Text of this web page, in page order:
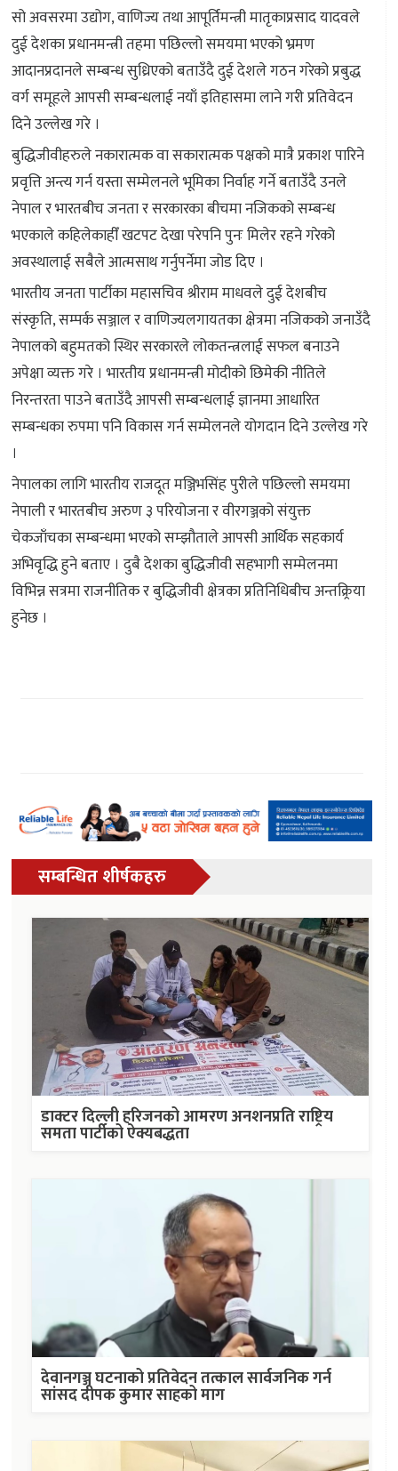
सो अवसरमा उद्योग, वाणिज्य तथा आपूर्तिमन्त्री मातृकाप्रसाद यादवले
दुई देशका प्रधानमन्त्री तहमा पछिल्लो समयमा भएको भ्रमण
आदानप्रदानले सम्बन्ध सुध्रिएको बताउँदै दुई देशले गठन गरेको प्रबुद्ध
वर्ग समूहले आपसी सम्बन्धलाई नयाँ इतिहासमा लाने गरी प्रतिवेदन
दिने उल्लेख गरे ।
बुद्धिजीवीहरुले नकारात्मक वा सकारात्मक पक्षको मात्रै प्रकाश पारिने
प्रवृत्ति अन्त्य गर्न यस्ता सम्मेलनले भूमिका निर्वाह गर्ने बताउँदै उनले
नेपाल र भारतबीच जनता र सरकारका बीचमा नजिकको सम्बन्ध
भएकाले कहिलेकाहीँ खटपट देखा परेपनि पुनः मिलेर रहने गरेको
अवस्थालाई सबैले आत्मसाथ गर्नुपर्नेमा जोड दिए ।
भारतीय जनता पार्टीका महासचिव श्रीराम माधवले दुई देशबीच
संस्कृति, सम्पर्क सञ्जाल र वाणिज्यलगायतका क्षेत्रमा नजिकको जनाउँदै
नेपालको बहुमतको स्थिर सरकारले लोकतन्त्रलाई सफल बनाउने
अपेक्षा व्यक्त गरे । भारतीय प्रधानमन्त्री मोदीको छिमेकी नीतिले
निरन्तरता पाउने बताउँदै आपसी सम्बन्धलाई ज्ञानमा आधारित
सम्बन्धका रुपमा पनि विकास गर्न सम्मेलनले योगदान दिने उल्लेख गरे
।
नेपालका लागि भारतीय राजदूत मञ्जिभसिंह पुरीले पछिल्लो समयमा
नेपाली र भारतबीच अरुण ३ परियोजना र वीरगञ्जको संयुक्त
चेकजाँचका सम्बन्धमा भएको सम्झौताले आपसी आर्थिक सहकार्य
अभिवृद्धि हुने बताए । दुबै देशका बुद्धिजीवी सहभागी सम्मेलनमा
विभिन्न सत्रमा राजनीतिक र बुद्धिजीवी क्षेत्रका प्रतिनिधिबीच अन्तक्र्रिया
हुनेछ ।
सम्बन्धित शीर्षकहरु
डाक्टर दिल्ली हरिजनको आमरण अनशनप्रति राष्ट्रिय
समता पार्टीको ऐक्यबद्धता
देवानगञ्ज घटनाको प्रतिवेदन तत्काल सार्वजनिक गर्न
सांसद दीपक कुमार साहको माग